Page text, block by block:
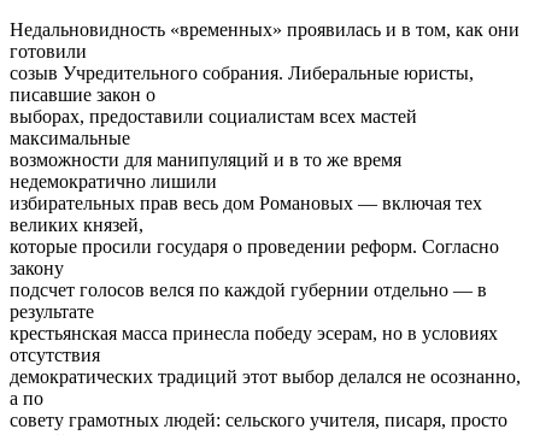
Недальновидность «временных» проявилась и в том, как они
готовили
созыв Учредительного собрания. Либеральные юристы,
писавшие закон о
выборах, предоставили социалистам всех мастей
максимальные
возможности для манипуляций и в то же время
недемократично лишили
избирательных прав весь дом Романовых — включая тех
великих князей,
которые просили государя о проведении реформ. Согласно
закону
подсчет голосов велся по каждой губернии отдельно — в
результате
крестьянская масса принесла победу эсерам, но в условиях
отсутствия
демократических традиций этот выбор делался не осознанно,
а по
совету грамотных людей: сельского учителя, писаря, просто